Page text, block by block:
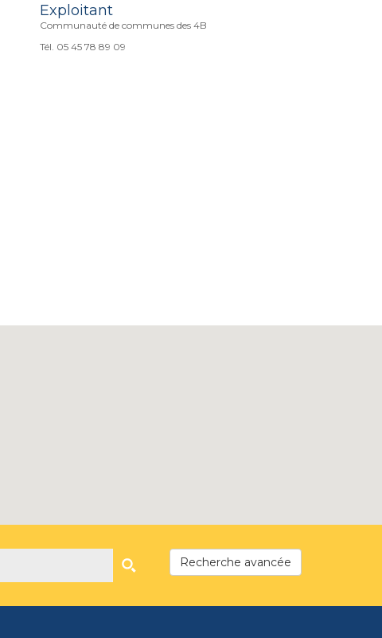
Exploitant
Communauté de communes des 4B
Tél. 05 45 78 89 09
Recherche avancée